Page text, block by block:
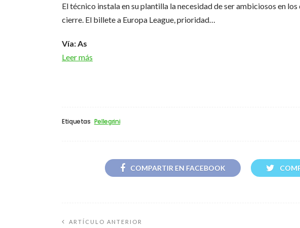
El técnico instala en su plantilla la necesidad de ser ambiciosos en
cierre. El billete a Europa League, prioridad…
Vía: As
Leer más
Etiquetas Pellegrini
COMPARTIR EN FACEBOOK
ARTÍCULO ANTERIOR